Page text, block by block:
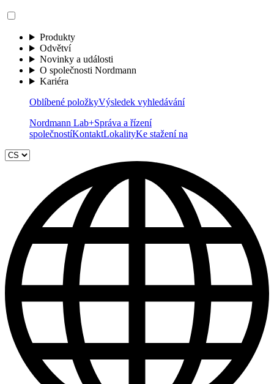
Produkty
Odvětví
Novinky a události
O společnosti Nordmann
Kariéra
Oblíbené položkyVýsledek vyhledávání
Nordmann Lab+Správa a řízení
společnostíKontaktLokalityKe stažení na